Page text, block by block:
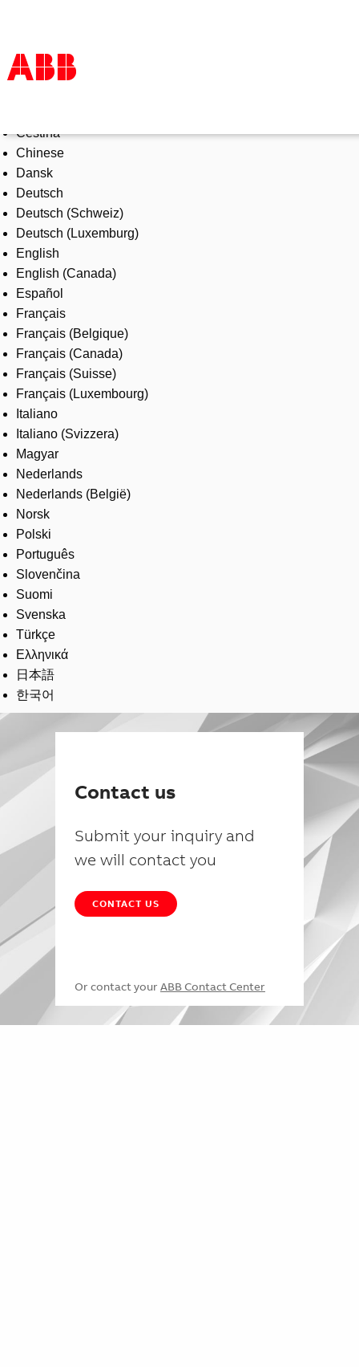
Products & Solutions
Industries
Services
About us
Where to buy
Contact us
Careers
Čeština
Chinese
Dansk
Deutsch
Deutsch (Schweiz)
Deutsch (Luxemburg)
English
English (Canada)
Español
Français
Français (Belgique)
Français (Canada)
Français (Suisse)
Français (Luxembourg)
Italiano
Italiano (Svizzera)
Magyar
Nederlands
Nederlands (België)
Norsk
Polski
Português
Slovenčina
Suomi
Svenska
Türkçe
Ελληνικά
日本語
한국어
Contact us
Submit your inquiry and
we will contact you
CONTACT US
Or contact your ABB Contact Center